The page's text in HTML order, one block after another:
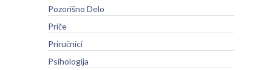
Pozorišno Delo
Priče
Priručnici
Psihologija